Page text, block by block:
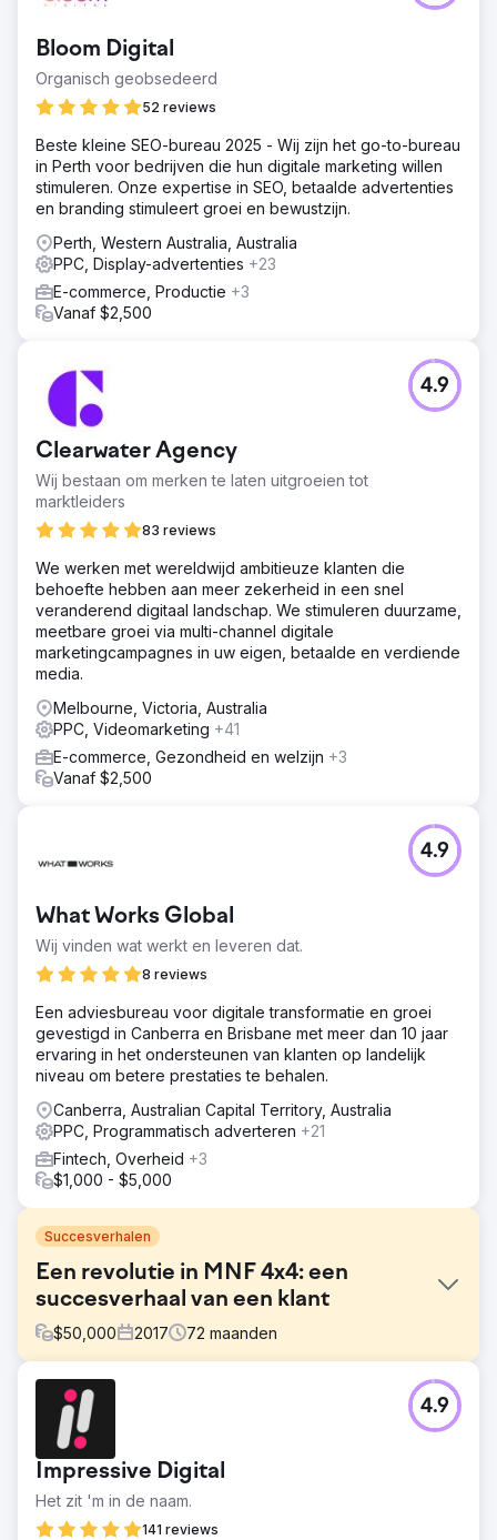
Bloom Digital
Organisch geobsedeerd
52 reviews
Beste kleine SEO-bureau 2025 - Wij zijn het go-to-bureau
in Perth voor bedrijven die hun digitale marketing willen
stimuleren. Onze expertise in SEO, betaalde advertenties
en branding stimuleert groei en bewustzijn.
Perth, Western Australia, Australia
PPC, Display-advertenties +23
E-commerce, Productie +3
Vanaf $2,500
Clearwater Agency
Wij bestaan om merken te laten uitgroeien tot
marktleiders
83 reviews
4.9
We werken met wereldwijd ambitieuze klanten die
behoefte hebben aan meer zekerheid in een snel
veranderend digitaal landschap. We stimuleren duurzame,
meetbare groei via multi-channel digitale
marketingcampagnes in uw eigen, betaalde en verdiende
media.
Melbourne, Victoria, Australia
PPC, Videomarketing +41
E-commerce, Gezondheid en welzijn +3
Vanaf $2,500
What Works Global
Wij vinden wat werkt en leveren dat.
8 reviews
4.9
Een adviesbureau voor digitale transformatie en groei
gevestigd in Canberra en Brisbane met meer dan 10 jaar
ervaring in het ondersteunen van klanten op landelijk
niveau om betere prestaties te behalen.
Canberra, Australian Capital Territory, Australia
PPC, Programmatisch adverteren +21
Fintech, Overheid +3
$1,000 - $5,000
Succesverhalen
Een revolutie in MNF 4x4: een
succesverhaal van een klant
$50,000 2017 72 maanden
Uitdaging
MNF 4x4, in Burleigh Heads, Australië, is gespecialiseerd
in 4x4 Ute-trays en accessoires. Hun verouderde
website miste optimalisatie en een digitale
marketingstrategie vóór de tussenkomst van VMA.
Oplossing
Onze oplossing voor MNF was om een nieuwe e-
Impressive Digital
Het zit 'm in de naam.
141 reviews
4.9